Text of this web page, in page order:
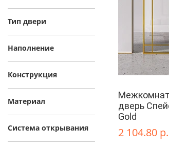
Тип двери
Наполнение
Конструкция
Материал
Система открывания
дверь
Gold
2 104.80 р.